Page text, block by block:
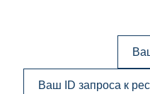
Ваш ID запроса к